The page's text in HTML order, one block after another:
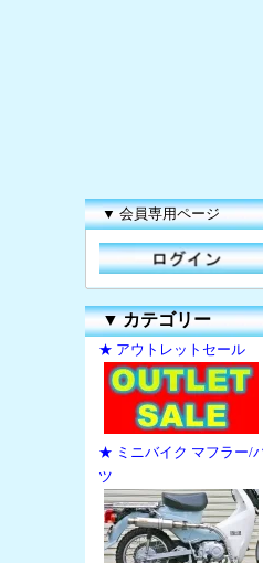
▼ 会員専用ページ
▼カテゴリー
★ アウトレットセール
★ ミニバイク マフラー/
ツ